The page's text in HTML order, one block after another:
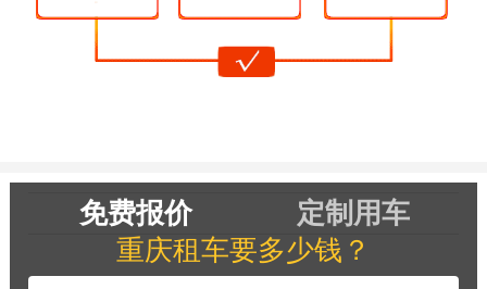
免费报价
定制用车
重庆租车要多少钱？